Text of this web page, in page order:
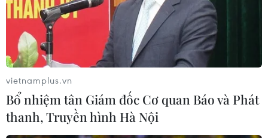
vietnamplus.vn
Bổ nhiệm tân Giám đốc Cơ quan Báo và Phát
thanh, Truyền hình Hà Nội